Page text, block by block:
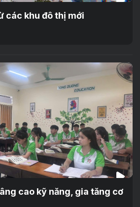
các khu đô thị mới
cao kỹ năng, gia tăng cơ